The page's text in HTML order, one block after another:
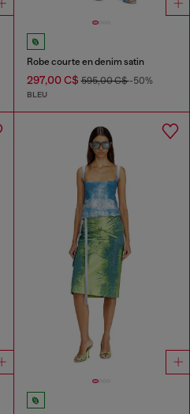
Robe courte en denim satin
297,00 C$595,00 C$-50%
BLEU